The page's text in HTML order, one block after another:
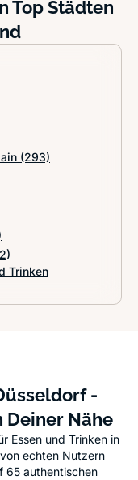
Top Städten
(293)
Trinken
-
Deiner Nähe
Essen und Trinken in
echten Nutzern
65 authentischen